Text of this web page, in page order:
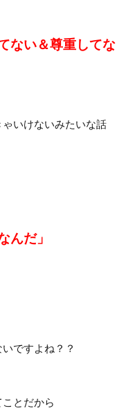
ない＆尊重してな
いけないみたいな話
んだ」
ですよね？？
とだから